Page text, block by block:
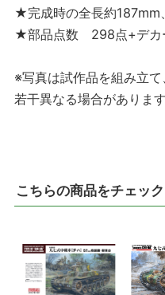
★完成時の全長約187mm
★部品点数 298点+デカ
※写真は試作品を組み立
若干異なる場合がありま
こちらの商品をチェッ